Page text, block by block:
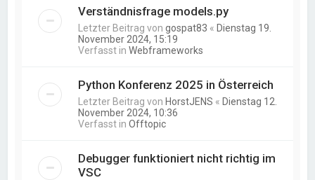
Verständnisfrage models.py
Letzter Beitrag vongospat83 « Dienstag 19.
November 2024, 15:19
Verfasst inWebframeworks
Python Konferenz 2025 in Österreich
Letzter Beitrag von HorstJENS « Dienstag 12.
November 2024, 10:36
Verfasst inOfftopic
Debugger funktioniert nicht richtig im
VSC